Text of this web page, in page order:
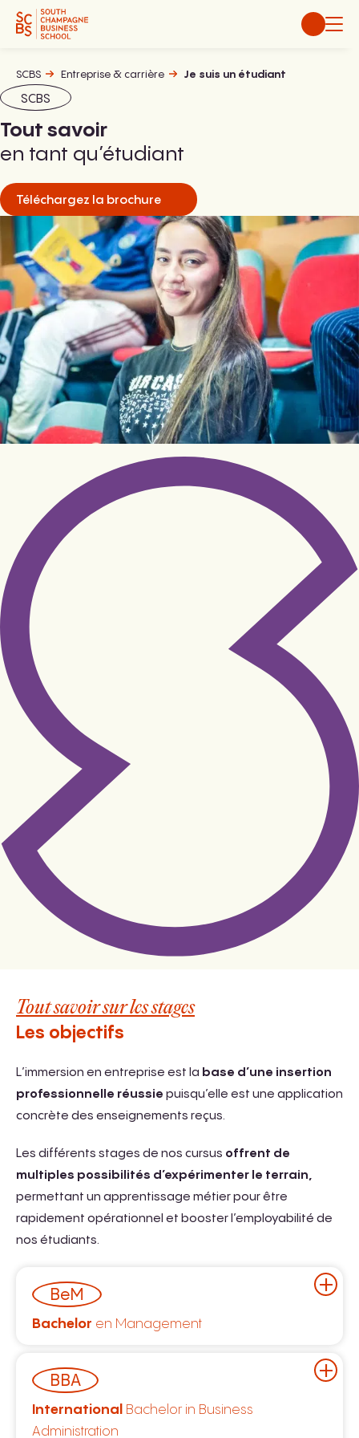
Aller
SCBS Entreprise & carrière Je suis un étudiant
SCBS
Tout savoir
en tant qu’étudiant
Téléchargez la brochure
Tout savoir sur les stages
Les objectifs
L’immersion en entreprise est la base d’une insertion
professionnelle réussie puisqu’elle est une application
concrète des enseignements reçus.
Les différents stages de nos cursus offrent de
multiples possibilités d’expérimenter le terrain,
permettant un apprentissage métier pour être
rapidement opérationnel et booster l’employabilité de
nos étudiants.
BeM
Bachelor en Management
BEM 1 : stage de découverte de l’entreprise de 2
mois minimum
Objectif(s) :
BBA
International Bachelor in Business
Administration